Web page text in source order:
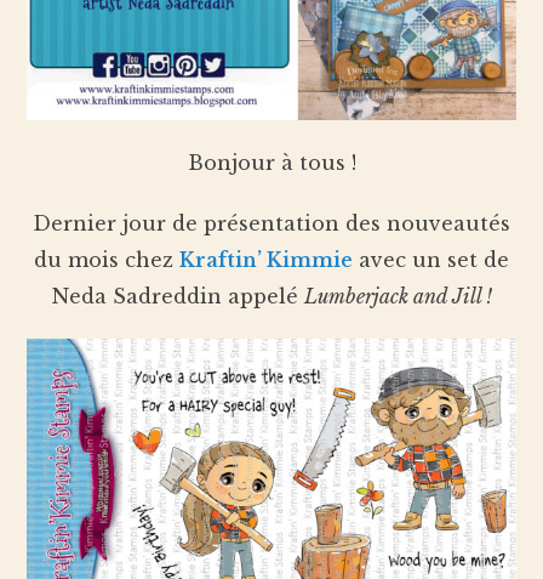
Bonjour à tous !
Dernier jour de présentation des nouveautés
du mois chez Kraftin’ Kimmie avec un set de
Neda Sadreddin appelé Lumberjack and Jill !